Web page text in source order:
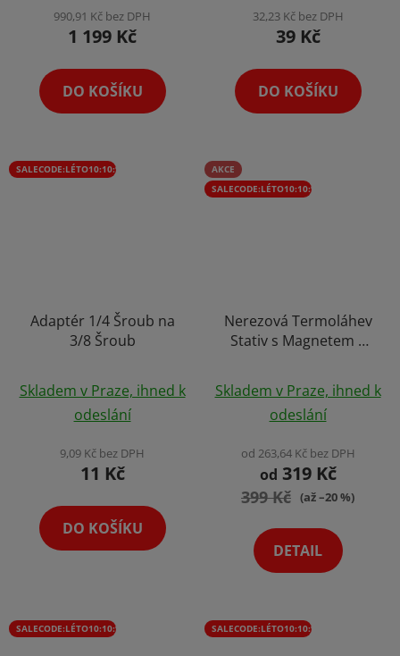
je
5,0
5
hvězdiček.
990,91 Kč bez DPH
1 199 Kč
DO KOŠÍKU
je
5,0
5
hvězdiček.
32,23 Kč bez DPH
39 Kč
DO KOŠÍKU
SALECODE:LÉTO10:10:%
Adaptér 1/4 Šroub na
3/8 Šroub
hodnocení
produktu
je
5,0
5
hvězdiček.
Skladem v Praze, ihned k
odeslání
9,09 Kč bez DPH
11 Kč
DO KOŠÍKU
AKCE
SALECODE:LÉTO10:10:%
Nerezová Termoláhev
Stativ s Magnetem a
Gym Video
Termohrnek Bottle
Výběr Barev
hodnocení
produktu
je
5,0
z
hvězdiček.
Skladem v Praze, ihned k
odeslání
od 263,64 Kč bez DPH
od 319 Kč
399 Kč (až –20 %)
DETAIL
SALECODE:LÉTO10:10:% SALECODE:LÉTO10:10:%